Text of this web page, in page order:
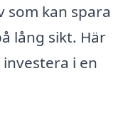
kan spara
lång sikt. Här
i en